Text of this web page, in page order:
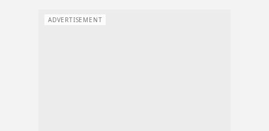
ADVERTISEMENT